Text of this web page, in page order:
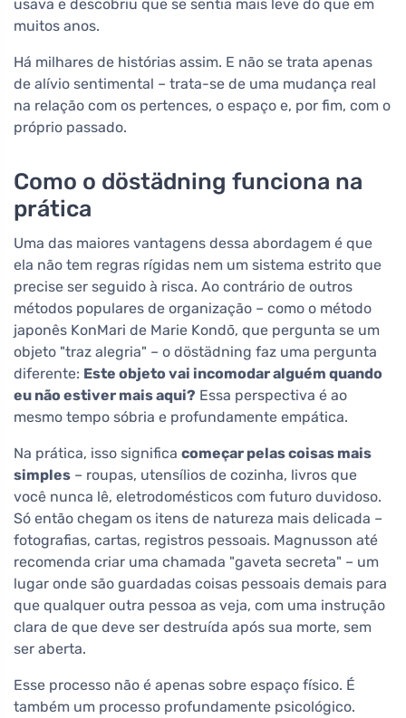
usava e descobriu que se sentia mais leve do que em
muitos anos.
Há milhares de histórias assim. E não se trata apenas
de alívio sentimental – trata-se de uma mudança real
na relação com os pertences, o espaço e, por fim, com o
próprio passado.
Como o döstädning funciona na
prática
Uma das maiores vantagens dessa abordagem é que
ela não tem regras rígidas nem um sistema estrito que
precise ser seguido à risca. Ao contrário de outros
métodos populares de organização – como o método
japonês KonMari de Marie Kondō, que pergunta se um
objeto "traz alegria" – o döstädning faz uma pergunta
diferente: Este objeto vai incomodar alguém quando
eu não estiver mais aqui? Essa perspectiva é ao
mesmo tempo sóbria e profundamente empática.
Na prática, isso significa começar pelas coisas mais
simples – roupas, utensílios de cozinha, livros que
você nunca lê, eletrodomésticos com futuro duvidoso.
Só então chegam os itens de natureza mais delicada –
fotografias, cartas, registros pessoais. Magnusson até
recomenda criar uma chamada "gaveta secreta" – um
lugar onde são guardadas coisas pessoais demais para
que qualquer outra pessoa as veja, com uma instrução
clara de que deve ser destruída após sua morte, sem
ser aberta.
Esse processo não é apenas sobre espaço físico. É
também um processo profundamente psicológico.